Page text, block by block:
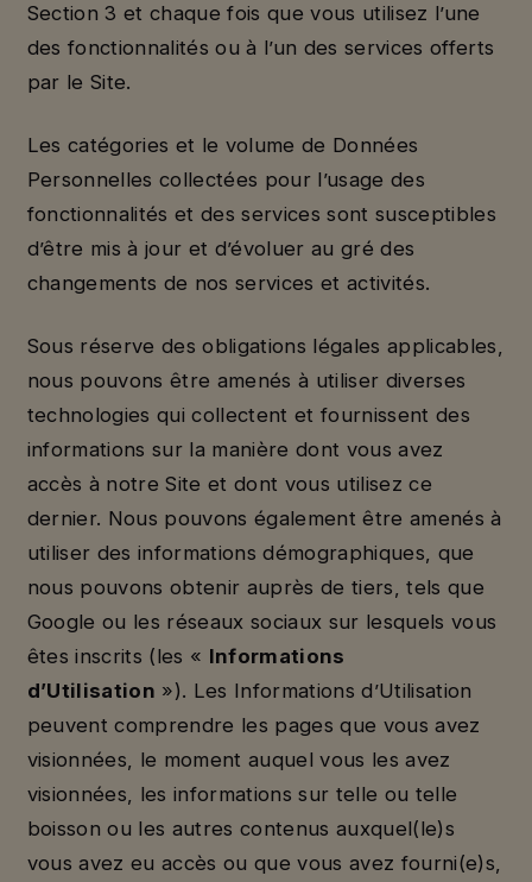
Section 3 et chaque fois que vous utilisez l’une
des fonctionnalités ou à l’un des services offerts
par le Site.
Les catégories et le volume de Données
Personnelles collectées pour l’usage des
fonctionnalités et des services sont susceptibles
d’être mis à jour et d’évoluer au gré des
changements de nos services et activités.
Sous réserve des obligations légales applicables,
nous pouvons être amenés à utiliser diverses
technologies qui collectent et fournissent des
informations sur la manière dont vous avez
accès à notre Site et dont vous utilisez ce
dernier. Nous pouvons également être amenés à
utiliser des informations démographiques, que
nous pouvons obtenir auprès de tiers, tels que
Google ou les réseaux sociaux sur lesquels vous
êtes inscrits (les « Informations
d’Utilisation »). Les Informations d’Utilisation
peuvent comprendre les pages que vous avez
visionnées, le moment auquel vous les avez
visionnées, les informations sur telle ou telle
boisson ou les autres contenus auxquel(le)s
vous avez eu accès ou que vous avez fourni(e)s,